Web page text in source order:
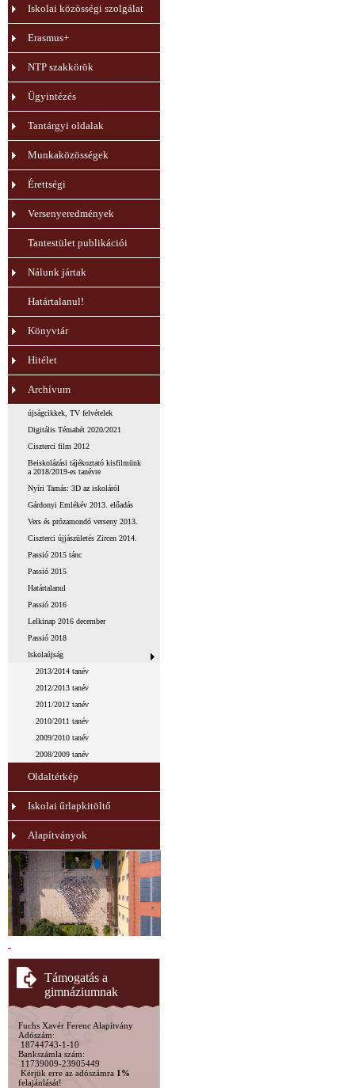
Iskolai közösségi szolgálat
Erasmus+
NTP szakkörök
Ügyintézés
Tantárgyi oldalak
Munkaközösségek
Érettségi
Versenyeredmények
Tantestület publikációi
Nálunk jártak
Határtalanul!
Könyvtár
Hitélet
Archívum
újságcikkek, TV felvételek
Digitális Témahét 2020/2021
Ciszterci film 2012
Beiskolázási tájékoztató kisfilmünk
a 2018/2019-es tanévre
Nyíri Tamás: 3D az iskoláról
Gárdonyi Emlékév 2013. előadás
Vers és prózamondó verseny 2013.
Ciszterci újjászületés Zircen 2014.
Passió 2015 tánc
Passió 2015
Határtalanul
Passió 2016
Lelkinap 2016 december
Passió 2018
Iskolaújság
2013/2014 tanév
2012/2013 tanév
2011/2012 tanév
2010/2011 tanév
2009/2010 tanév
2008/2009 tanév
Oldaltérkép
Iskolai űrlapkitöltő
Alapítványok
Támogatás a
gimnáziumnak
Fuchs Xavér Ferenc Alapítvány
Adószám:
18744743-1-10
Bankszámla szám:
11739009-23905449
Kérjük erre az adószámra 1%
felajánlását!